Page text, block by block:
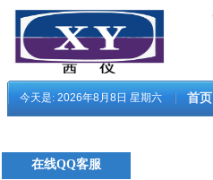
今天是: 2026年8月8日 星期六 首页
在线QQ客服